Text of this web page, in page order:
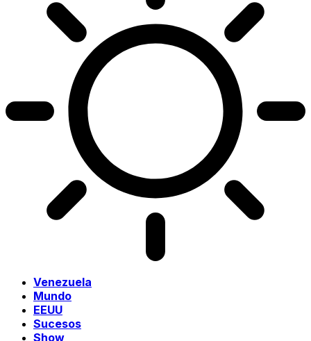
Venezuela
Mundo
EEUU
Sucesos
Show